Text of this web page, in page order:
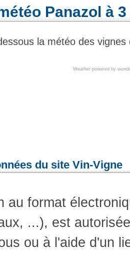
Panazol à
la météo des
Weather powered by
du site Vin-Vigne
au format
...), est
ou à l'aide d'un